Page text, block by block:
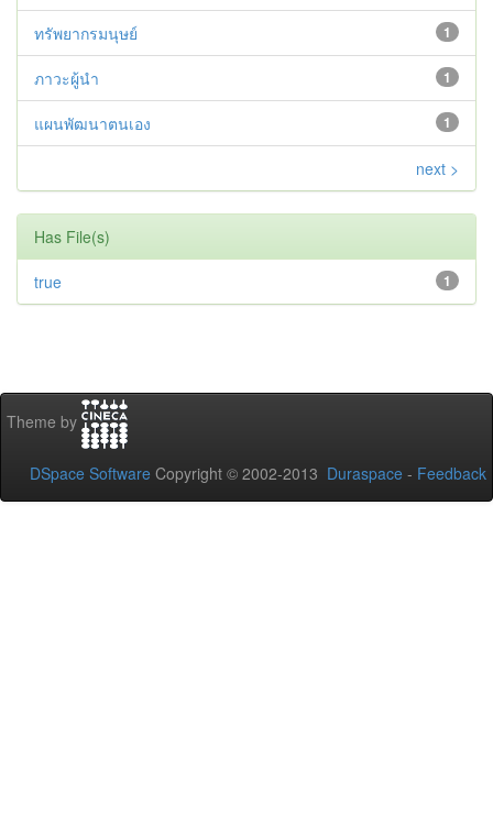
1
ทรัพยากรมนุษย์
1
ภาวะผู้นำ
1
แผนพัฒนาตนเอง
next >
Has File(s)
1
true
Theme by
DSpace Software Copyright © 2002-2013 Duraspace - Feedback